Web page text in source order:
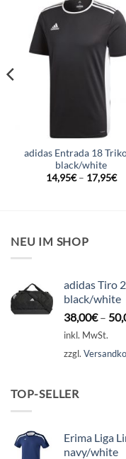
adidas Entrada 18
black/white
14,95€– 17,95€
NEU IM SHOP
adidas Tiro
black/white
38,00€–
inkl. MwSt.
zzgl.
TOP-SELLER
Erima Liga
navy/white